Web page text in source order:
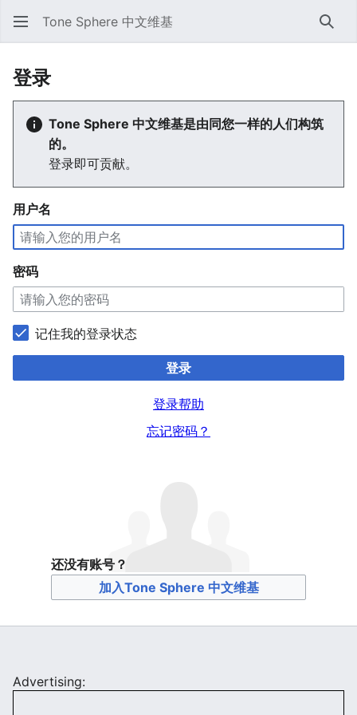
Tone Sphere 中文维基 搜索
登录
Tone Sphere 中文维基是由同您一样的人们构筑
的。
登录即可贡献。
用户名
密码
记住我的登录状态
登录
登录帮助
忘记密码？
还没有账号？
加入Tone Sphere 中文维基
Advertising: